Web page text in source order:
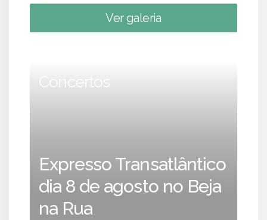
Ver galeria
Concertos
Expresso Transatlântico
dia 8 de agosto no Beja
na Rua